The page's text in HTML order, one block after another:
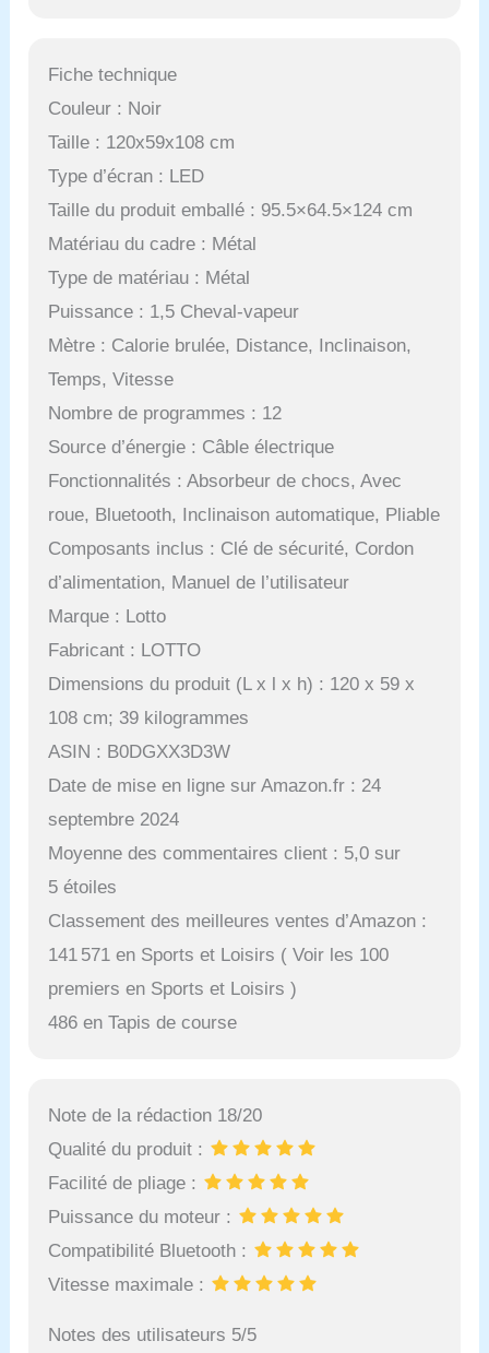
Fiche technique
Couleur : Noir
Taille : 120x59x108 cm
Type d’écran : LED
Taille du produit emballé : 95.5×64.5×124 cm
Matériau du cadre : Métal
Type de matériau : Métal
Puissance : 1,5 Cheval-vapeur
Mètre : Calorie brulée, Distance, Inclinaison,
Temps, Vitesse
Nombre de programmes : 12
Source d’énergie : Câble électrique
Fonctionnalités : Absorbeur de chocs, Avec
roue, Bluetooth, Inclinaison automatique, Pliable
Composants inclus : Clé de sécurité, Cordon
d’alimentation, Manuel de l’utilisateur
Marque : Lotto
Fabricant : LOTTO
Dimensions du produit (L x l x h) : 120 x 59 x
108 cm; 39 kilogrammes
ASIN : B0DGXX3D3W
Date de mise en ligne sur Amazon.fr : 24
septembre 2024
Moyenne des commentaires client : 5,0 sur
5 étoiles
Classement des meilleures ventes d’Amazon :
141 571 en Sports et Loisirs ( Voir les 100
premiers en Sports et Loisirs )
486 en Tapis de course
Note de la rédaction 18/20
Qualité du produit :
Facilité de pliage :
Puissance du moteur :
Compatibilité Bluetooth :
Vitesse maximale :
Notes des utilisateurs 5/5